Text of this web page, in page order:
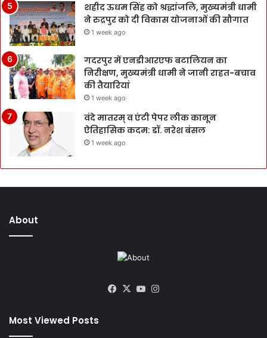
शहीद ऊधम सिंह को श्रद्धांजलि, मुख्यमंत्री धामी
ने रुद्रपुर को दी विकास योजनाओं की सौगात
1 week ago
गदरपुर में एनडीआरएफ बटालियन का
निरीक्षण, मुख्यमंत्री धामी ने जानी राहत-बचाव
की तैयारियां
1 week ago
वंदे मातरम् व एंटी पेपर लीक कानून
ऐतिहासिक कदम: डॉ. नरेश बंसल
1 week ago
About
Facebook
X YouTube
Most Viewed Posts